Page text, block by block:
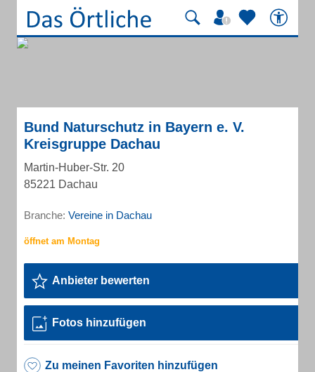
Bund Naturschutz in Bayern e. V.
Kreisgruppe Dachau
Martin-Huber-Str. 20
85221 Dachau
Branche: Vereine in Dachau
Anbieter bewerten
Fotos hinzufügen
Zu meinen Favoriten hinzufügen